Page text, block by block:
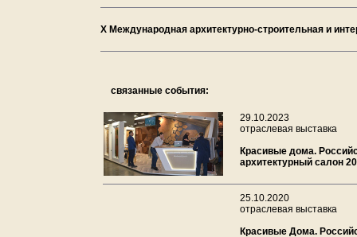
X Международная архитектурно-строительная и
связанные события:
29.10.2023
отраслевая выставка
Красивые дома.
архитектурный салон
25.10.2020
отраслевая выставка
Красивые Дома.